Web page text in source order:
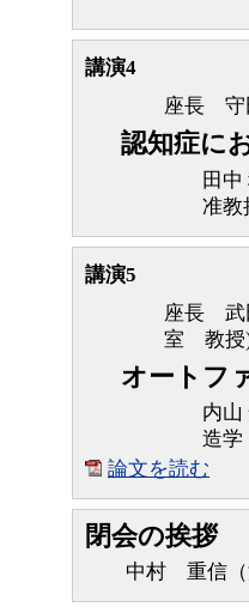
講演4
座長 守
認知症に
田
准教
講演5
座長 武
室 教授
オートフ
内山
造
論文を読む
閉会の挨拶
中村 重信（洛